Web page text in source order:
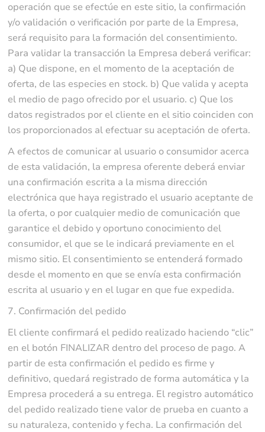
operación que se efectúe en este sitio, la confirmación
y/o validación o verificación por parte de la Empresa,
será requisito para la formación del consentimiento.
Para validar la transacción la Empresa deberá verificar:
a) Que dispone, en el momento de la aceptación de
oferta, de las especies en stock. b) Que valida y acepta
el medio de pago ofrecido por el usuario. c) Que los
datos registrados por el cliente en el sitio coinciden con
los proporcionados al efectuar su aceptación de oferta.
A efectos de comunicar al usuario o consumidor acerca
de esta validación, la empresa oferente deberá enviar
una confirmación escrita a la misma dirección
electrónica que haya registrado el usuario aceptante de
la oferta, o por cualquier medio de comunicación que
garantice el debido y oportuno conocimiento del
consumidor, el que se le indicará previamente en el
mismo sitio. El consentimiento se entenderá formado
desde el momento en que se envía esta confirmación
escrita al usuario y en el lugar en que fue expedida.
7. Confirmación del pedido
El cliente confirmará el pedido realizado haciendo “clic”
en el botón FINALIZAR dentro del proceso de pago. A
partir de esta confirmación el pedido es firme y
definitivo, quedará registrado de forma automática y la
Empresa procederá a su entrega. El registro automático
del pedido realizado tiene valor de prueba en cuanto a
su naturaleza, contenido y fecha. La confirmación del